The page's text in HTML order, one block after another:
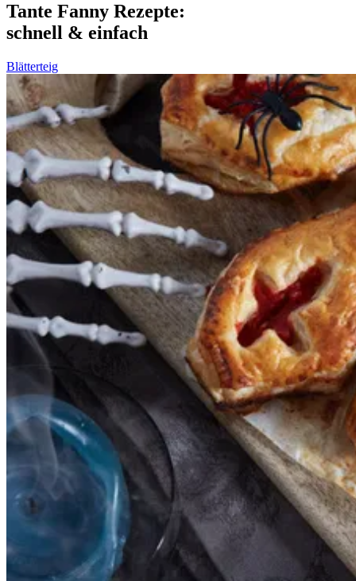
Tante Fanny Rezepte:
schnell & einfach
Blätterteig